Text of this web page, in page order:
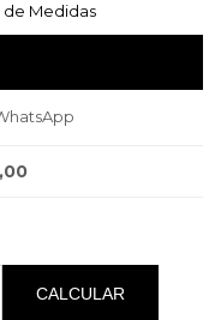
de Medidas
ALTERAR CEP
CALCULAR